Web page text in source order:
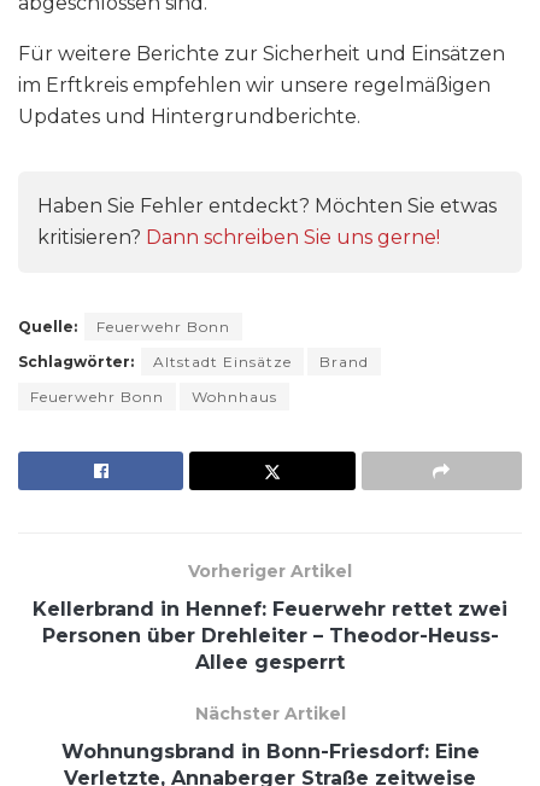
Für weitere Berichte zur Sicherheit und Einsätzen
im Erftkreis empfehlen wir unsere regelmäßigen
Updates und Hintergrundberichte.
Haben Sie Fehler entdeckt? Möchten Sie etwas
kritisieren? Dann schreiben Sie uns gerne!
Quelle:
Feuerwehr Bonn
Schlagwörter:
Altstadt Einsätze
Brand
Feuerwehr Bonn
Wohnhaus
Vorheriger Artikel
Kellerbrand in Hennef: Feuerwehr rettet zwei
Personen über Drehleiter – Theodor-Heuss-
Allee gesperrt
Nächster Artikel
Wohnungsbrand in Bonn-Friesdorf: Eine
Verletzte, Annaberger Straße zeitweise